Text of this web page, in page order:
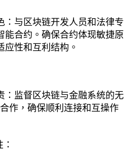
：与区块链开发人员和法律专
能合约。确保合约体现敏捷原
性和互利结构。
：监督区块链与金融系统的无
作，确保顺利连接和互操作